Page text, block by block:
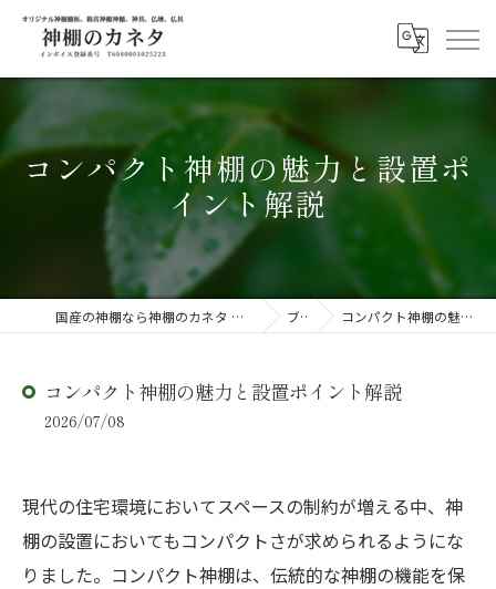
コンパクト神棚の魅力と設置ポ
イント解説
国産の神棚なら神棚のカネタ ～日々のしあわせを感じる物を～ ブログ コンパクト神棚の魅力と設置ポイント解説
コンパクト神棚の魅力と設置ポイント解説
2026/07/08
現代の住宅環境においてスペースの制約が増える中、神
棚の設置においてもコンパクトさが求められるようにな
りました。コンパクト神棚は、伝統的な神棚の機能を保